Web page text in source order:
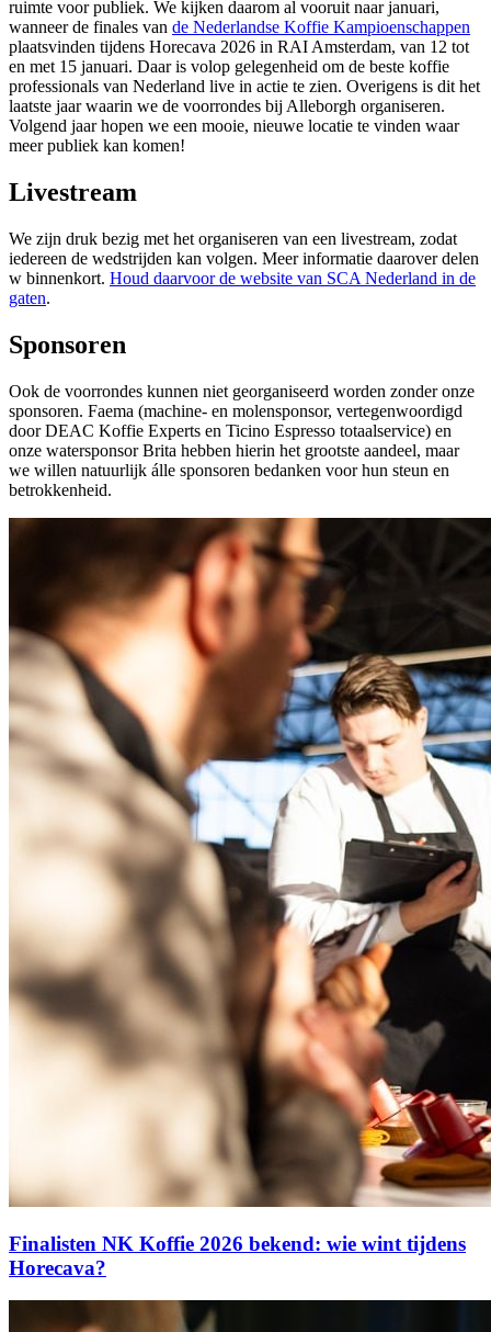
ruimte voor publiek. We kijken daarom al vooruit naar januari,
wanneer de finales van de Nederlandse Koffie Kampioenschappen
plaatsvinden tijdens Horecava 2026 in RAI Amsterdam, van 12 tot
en met 15 januari. Daar is volop gelegenheid om de beste koffie
professionals van Nederland live in actie te zien. Overigens is dit het
laatste jaar waarin we de voorrondes bij Alleborgh organiseren.
Volgend jaar hopen we een mooie, nieuwe locatie te vinden waar
meer publiek kan komen!
Livestream
We zijn druk bezig met het organiseren van een livestream, zodat
iedereen de wedstrijden kan volgen. Meer informatie daarover delen
w binnenkort. Houd daarvoor de website van SCA Nederland in de
gaten.
Sponsoren
Ook de voorrondes kunnen niet georganiseerd worden zonder onze
sponsoren. Faema (machine- en molensponsor, vertegenwoordigd
door DEAC Koffie Experts en Ticino Espresso totaalservice) en
onze watersponsor Brita hebben hierin het grootste aandeel, maar
we willen natuurlijk álle sponsoren bedanken voor hun steun en
betrokkenheid.
Finalisten NK Koffie 2026 bekend: wie wint tijdens
Horecava?